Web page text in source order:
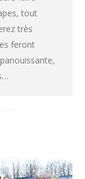
tout
très
feront